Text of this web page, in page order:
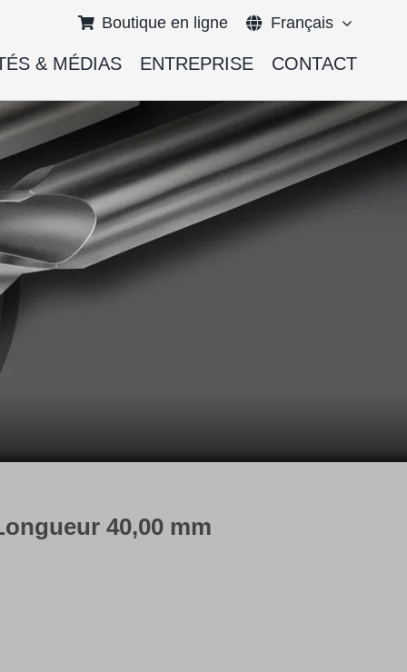
Boutique en ligne Français
English
Deutsch
& MÉDIAS ENTREPRISE CONTACT
40,00 mm